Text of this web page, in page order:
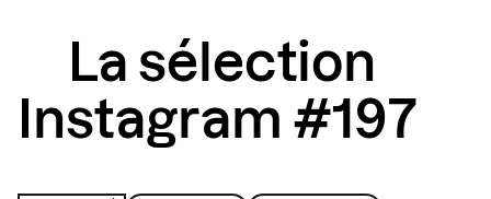
La sélection
Instagram #197